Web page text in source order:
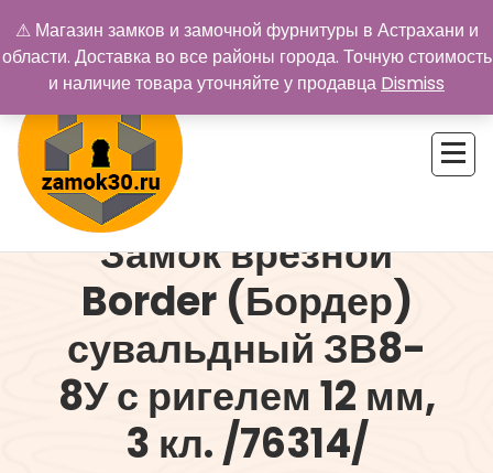
содержимому
Замок врезной
Border (Бордер)
сувальдный ЗВ8-
8У с ригелем 12 мм,
3 кл. /76314/
⚠ Магазин замков и замочной фурнитуры в Астрахани и
области. Доставка во все районы города. Точную стоимость
и наличие товара уточняйте у продавца Dismiss